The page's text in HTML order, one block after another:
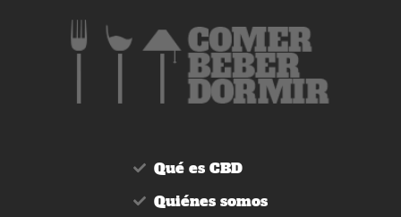
Qué es CBD
Quiénes somos